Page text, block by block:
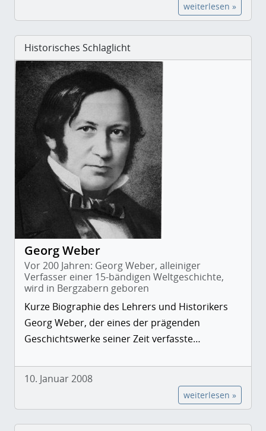
weiterlesen »
Historisches Schlaglicht
Georg Weber
Vor 200 Jahren: Georg Weber, alleiniger
Verfasser einer 15-bändigen Weltgeschichte,
wird in Bergzabern geboren
Kurze Biographie des Lehrers und Historikers
Georg Weber, der eines der prägenden
Geschichtswerke seiner Zeit verfasste…
10. Januar 2008
weiterlesen »